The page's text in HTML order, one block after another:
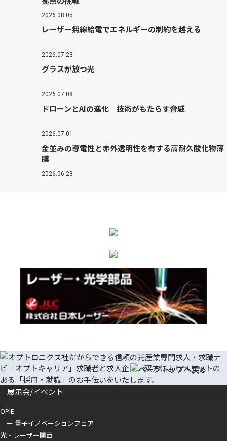
2026.08.05
レーザー無線給電でエネルギーの制約を越える
2026.07.23
グラスが放つ光
2026.07.08
ドローンとAIの進化 技術がもたらす脅威
2026.07.01
金並みの導電性と赤外透明性を有する高耐久酸化物薄
膜
2026.06.23
展示会/イベント
OPIE
ー 量子イノベーションフェア
光・レーザー関西